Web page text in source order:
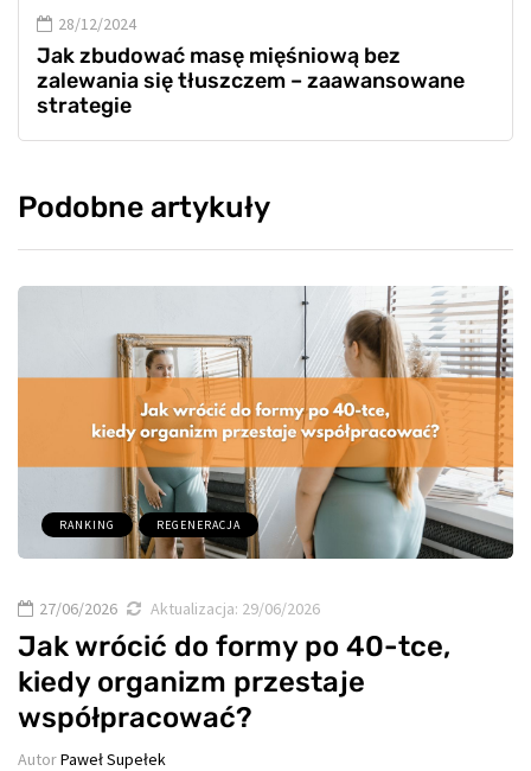
28/12/2024
Jak zbudować masę mięśniową bez
zalewania się tłuszczem – zaawansowane
strategie
Podobne artykuły
RANKING REGENERACJA
27/06/2026 Aktualizacja: 29/06/2026
Jak wrócić do formy po 40-tce,
kiedy organizm przestaje
współpracować?
AutorPaweł Supełek